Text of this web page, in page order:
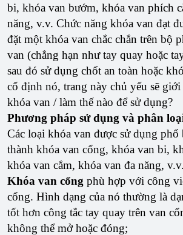
bi, khóa van bướm, khóa van phích
năng, v.v. Chức năng khóa van đạt
đặt một khóa van chắc chắn trên bộ
van (chẳng hạn như tay quay hoặc
sau đó sử dụng chốt an toàn hoặc
cố định nó, trang này chủ yếu sẽ
khóa van / làm thế nào để sử dụng?
Phương pháp sử dụng và phân
Các loại khóa van được sử dụng phổ
thành khóa van cổng, khóa van bi,
khóa van cắm, khóa van đa năng, v.v.
Khóa van cổng phù hợp với công
cổng. Hình dạng của nó thường là
tốt hơn công tắc tay quay trên van
không thể mở hoặc đóng;